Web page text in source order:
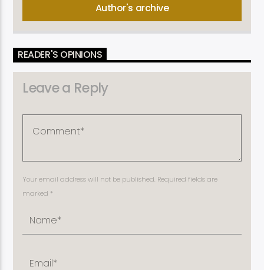
Author's archive
READER'S OPINIONS
Leave a Reply
Your email address will not be published. Required fields are
marked *